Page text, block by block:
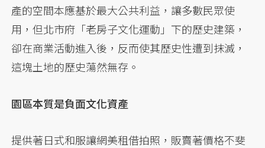
產的空間本應基於最大公共利益，讓多數民眾使
用，但北市府「老房子文化運動」下的歷史建築，
卻在商業活動進入後，反而使其歷史性遭到抹滅，
這塊土地的歷史蕩然無存。
園區本質是負面文化資產
提供著日式和服讓網美租借拍照，販賣著價格不斐